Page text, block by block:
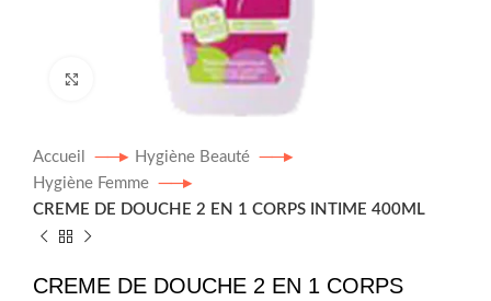
Click to enlarge
Accueil
Hygiène Beauté
Hygiène Femme
CREME DE DOUCHE 2 EN 1 CORPS INTIME 400ML
CREME DE DOUCHE 2 EN 1 CORPS